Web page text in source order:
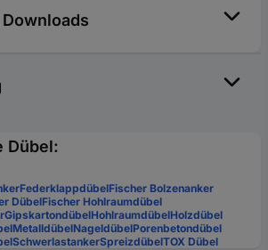
Dübel:
FederklappdübelFischer Bolzenanker
DübelFischer Hohlraumdübel
GipskartondübelHohlraumdübelHolzdübel
MetalldübelNageldübelPorenbetondübel
SchwerlastankerSpreizdübelTOX Dübel